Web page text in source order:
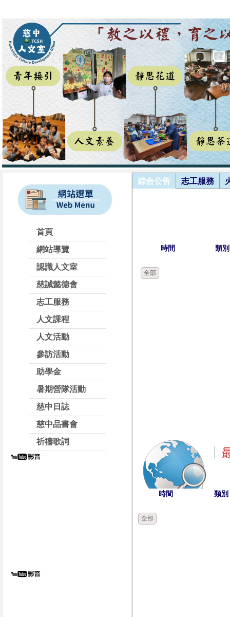
首頁
網站導覽
認識人文室
慈誠懿德會
志工服務
人文課程
人文活動
參訪活動
助學金
暑期營隊活動
慈中日誌
慈中品書會
祈禱歌詞
綜合公告 志工服務
時間 類別
全部
時間 類別
全部